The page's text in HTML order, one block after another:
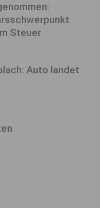
Steuer
Auto landet